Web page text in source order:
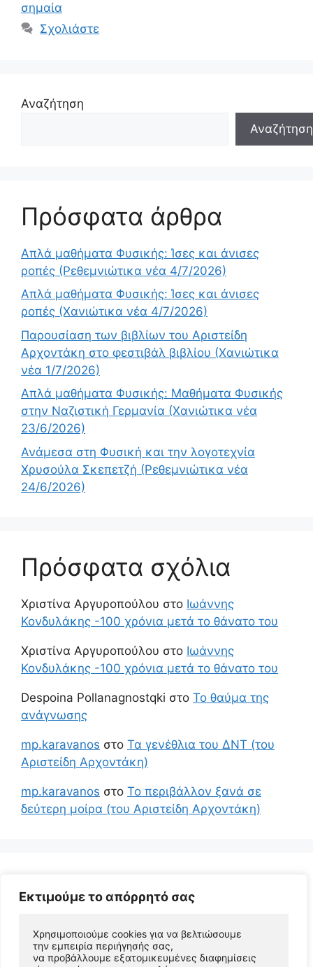
Εκτιμούμε το απόρρητό σας
Χρησιμοποιούμε cookies για να βελτιώσουμε
την εμπειρία περιήγησής σας,
να προβάλλουμε εξατομικευμένες διαφημίσεις
σημαία
Σχολιάστε
Αναζήτηση
Αναζήτηση
Πρόσφατα άρθρα
Απλά μαθήματα Φυσικής: Ίσες και άνισες
ροπές (Ρεθεμνιώτικα νέα 4/7/2026)
Απλά μαθήματα Φυσικής: Ίσες και άνισες
ροπές (Χανιώτικα νέα 4/7/2026)
Παρουσίαση των βιβλίων του Αριστείδη
Αρχοντάκη στο φεστιβάλ βιβλίου (Χανιώτικα
νέα 1/7/2026)
Απλά μαθήματα Φυσικής: Μαθήματα Φυσικής
στην Ναζιστική Γερμανία (Χανιώτικα νέα
23/6/2026)
Ανάμεσα στη Φυσική και την λογοτεχνία
Χρυσούλα Σκεπετζή (Ρεθεμνιώτικα νέα
24/6/2026)
Πρόσφατα σχόλια
Χριστίνα Αργυροπούλου στο Ιωάννης
Κονδυλάκης -100 χρόνια μετά το θάνατο του
Χριστίνα Αργυροπούλου στο Ιωάννης
Κονδυλάκης -100 χρόνια μετά το θάνατο του
Despoina Pollanagnostqki στο Το θαύμα της
ανάγνωσης
mp.karavanos στο Τα γενέθλια του ΔΝΤ (του
Αριστείδη Αρχοντάκη)
mp.karavanos στο Το περιβάλλον ξανά σε
δεύτερη μοίρα (του Αριστείδη Αρχοντάκη)